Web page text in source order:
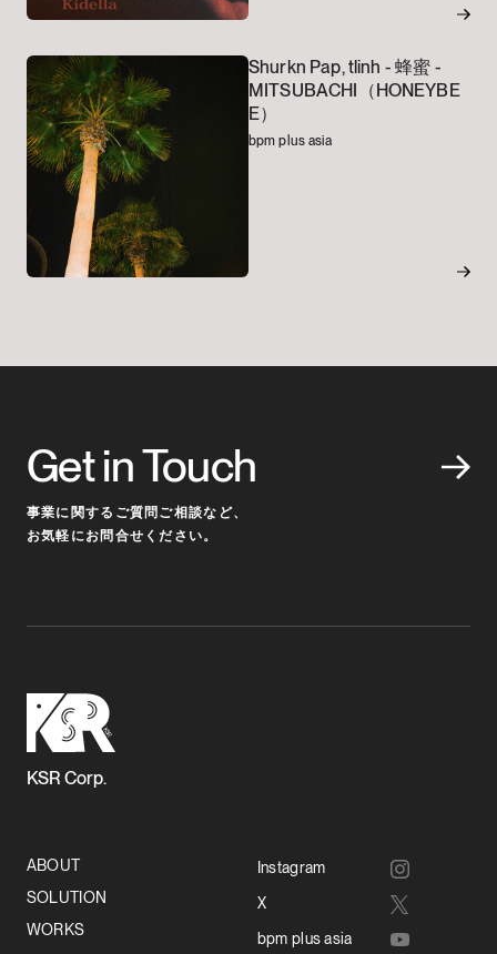
Shurkn Pap, tlinh -蜂蜜 -
MITSUBACHI（HONEYBE
E）
bpm plus asia
Get in Touch
事業に関するご質問ご相談など、
お気軽にお問合せください。
KSR Corp.
ABOUT
SOLUTION
WORKS
Instagram
X
bpm plus asia